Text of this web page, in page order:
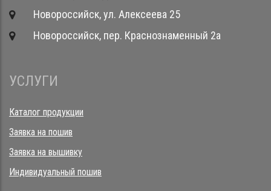
Новороссийск, ул. Алексеева 25
Новороссийск, пер. Краснознаменный 2а
УСЛУГИ
Каталог продукции
Заявка на пошив
Заявка на вышивку
Индивидуальный пошив